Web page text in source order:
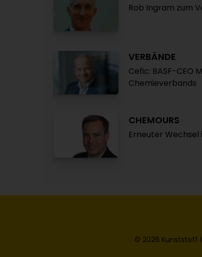
Rob Ingram zum
VERBÄNDE
Cefic: BASF-CEO
Chemieverbands
CHEMOURS
Erneuter
© 2026 Kunststoff